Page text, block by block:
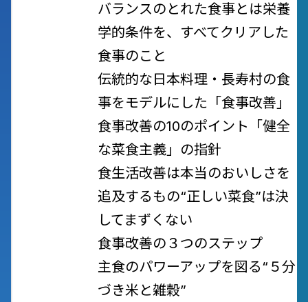
バランスのとれた食事とは栄養
学的条件を、すべてクリアした
食事のこと
伝統的な日本料理・長寿村の食
事をモデルにした「食事改善」
食事改善の10のポイント
「健全
な菜食主義」の指針
食生活改善は本当のおいしさを
追及するもの“正しい菜食”は決
してまずくない
食事改善の３つのステップ
主食のパワーアップを図る“５分
づき米と雑穀”